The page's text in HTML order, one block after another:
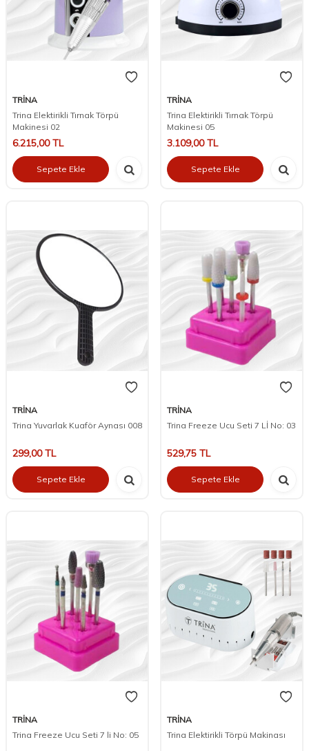
TRİNA
Trina Elektirikli Tırnak Törpü
Makinesi 02
6.215,00TL
Sepete Ekle
TRİNA
Trina Elektirikli Tırnak Törpü
Makinesi 05
3.109,00TL
Sepete Ekle
TRİNA
Trina Yuvarlak Kuaför Aynası 008
299,00TL
Sepete Ekle
TRİNA
Trina Freeze Ucu Seti 7 Lİ No: 03
529,75 TL
Sepete Ekle
TRİNA
Trina Freeze Ucu Seti 7 li No: 05
TRİNA
Trina Elektirikli Törpü Makinası